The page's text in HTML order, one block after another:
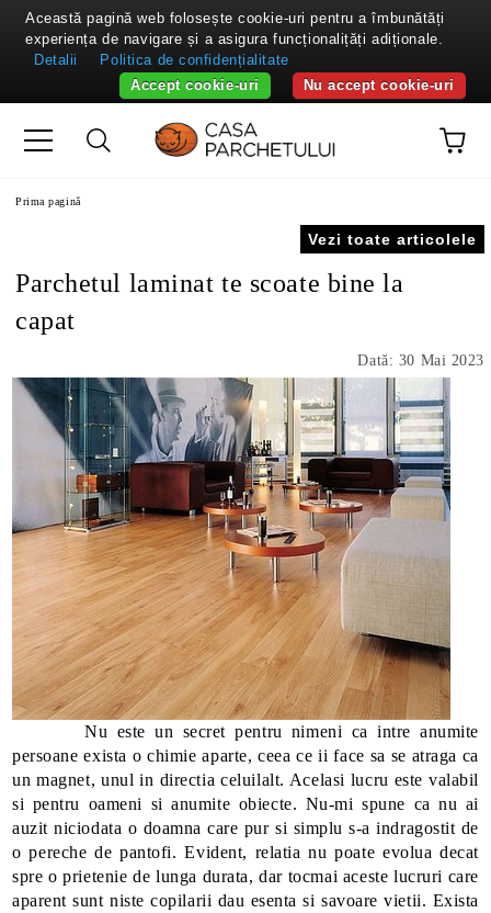
Prima pagină
Vezi toate articolele
Parchetul laminat te scoate bine la
capat
Dată: 30 Mai 2023
Nu este un secret pentru nimeni ca intre anumite
persoane exista o chimie aparte, ceea ce ii face sa se atraga ca
un magnet, unul in directia celuilalt. Acelasi lucru este valabil
si pentru oameni si anumite obiecte. Nu-mi spune ca nu ai
auzit niciodata o doamna care pur si simplu s-a indragostit de
o pereche de pantofi. Evident, relatia nu poate evolua decat
spre o prietenie de lunga durata, dar tocmai aceste lucruri care
aparent sunt niste copilarii dau esenta si savoare vietii. Exista
Această pagină web folosește cookie-uri pentru a îmbunătăți
experiența de navigare și a asigura funcționalițăți adiționale.
Detalii
Politica de confidențialitate
Nu accept cookie-uri
Accept cookie-uri